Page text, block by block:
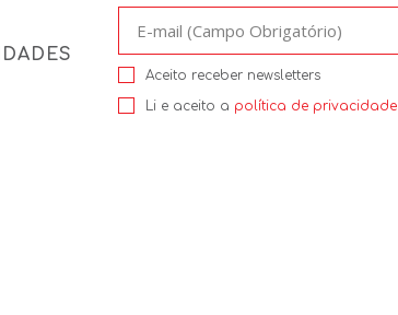
Aceito receber newsletters
Li e aceito a política de privacidade